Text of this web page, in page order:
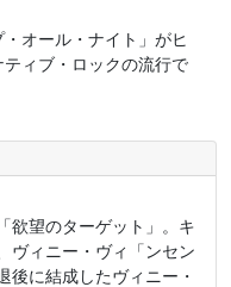
オール・ナイト」がヒ
ィブ・ロックの流行で
欲望のターゲット」。キ
ヴィニー・ヴィ「ンセン
後に結成したヴィニー・